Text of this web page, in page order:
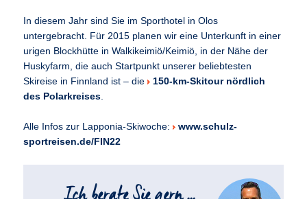
In diesem Jahr sind Sie im Sporthotel in Olos
untergebracht. Für 2015 planen wir eine Unterkunft in einer
urigen Blockhütte in Walkikeimiö/Keimiö, in der Nähe der
Huskyfarm, die auch Startpunkt unserer beliebtesten
Skireise in Finnland ist – die 150-km-Skitour nördlich
des Polarkreises.
Alle Infos zur Lapponia-Skiwoche: www.schulz-
sportreisen.de/FIN22